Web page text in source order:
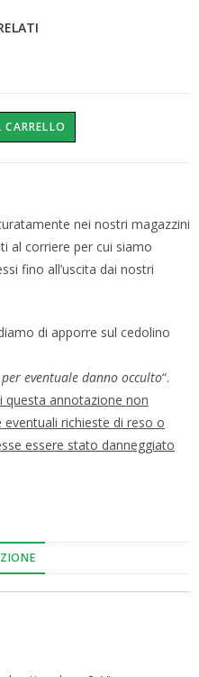
nei nostri magazzini
al corriere per cui siamo
fino all’uscita dai nostri
di apporre sul cedolino
eventuale danno occulto“.
questa annotazione non
richieste di reso o
essere stato danneggiato